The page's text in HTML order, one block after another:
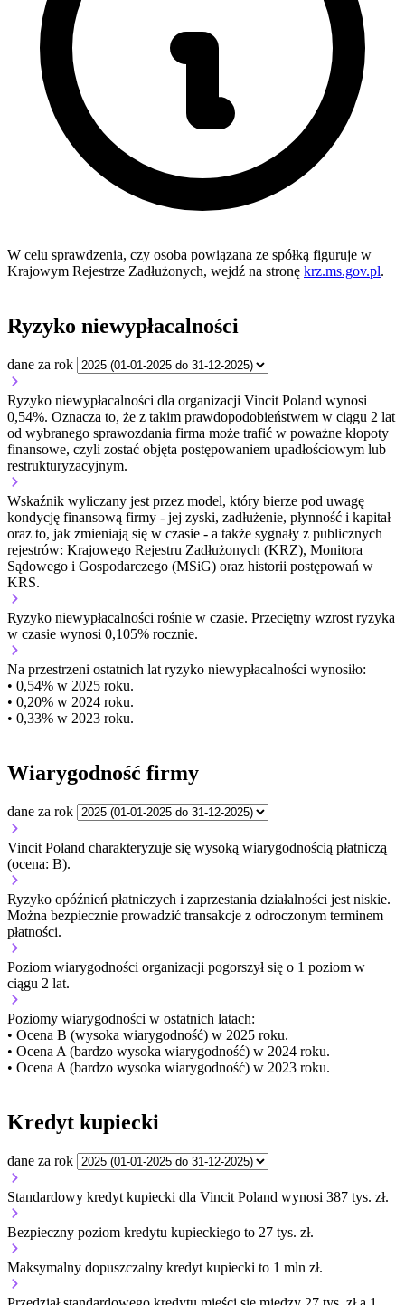
W celu sprawdzenia, czy osoba powiązana ze spółką figuruje w
Krajowym Rejestrze Zadłużonych, wejdź na stronę krz.ms.gov.pl.
Ryzyko niewypłacalności
dane za rok
Ryzyko niewypłacalności dla organizacji Vincit Poland wynosi
0,54%. Oznacza to, że z takim prawdopodobieństwem w ciągu 2 lat
od wybranego sprawozdania firma może trafić w poważne kłopoty
finansowe, czyli zostać objęta postępowaniem upadłościowym lub
restrukturyzacyjnym.
Wskaźnik wyliczany jest przez model, który bierze pod uwagę
kondycję finansową firmy - jej zyski, zadłużenie, płynność i kapitał
oraz to, jak zmieniają się w czasie - a także sygnały z publicznych
rejestrów: Krajowego Rejestru Zadłużonych (KRZ), Monitora
Sądowego i Gospodarczego (MSiG) oraz historii postępowań w
KRS.
Ryzyko niewypłacalności rośnie w czasie. Przeciętny wzrost ryzyka
w czasie wynosi 0,105% rocznie.
Na przestrzeni ostatnich lat ryzyko niewypłacalności wynosiło:
• 0,54% w 2025 roku.
• 0,20% w 2024 roku.
• 0,33% w 2023 roku.
Wiarygodność firmy
dane za rok
Vincit Poland charakteryzuje się wysoką wiarygodnością płatniczą
(ocena: B).
Ryzyko opóźnień płatniczych i zaprzestania działalności jest niskie.
Można bezpiecznie prowadzić transakcje z odroczonym terminem
płatności.
Poziom wiarygodności organizacji pogorszył się o 1 poziom w
ciągu 2 lat.
Poziomy wiarygodności w ostatnich latach:
• Ocena B (wysoka wiarygodność) w 2025 roku.
• Ocena A (bardzo wysoka wiarygodność) w 2024 roku.
• Ocena A (bardzo wysoka wiarygodność) w 2023 roku.
Kredyt kupiecki
dane za rok
Standardowy kredyt kupiecki dla Vincit Poland wynosi 387 tys. zł.
Bezpieczny poziom kredytu kupieckiego to 27 tys. zł.
Maksymalny dopuszczalny kredyt kupiecki to 1 mln zł.